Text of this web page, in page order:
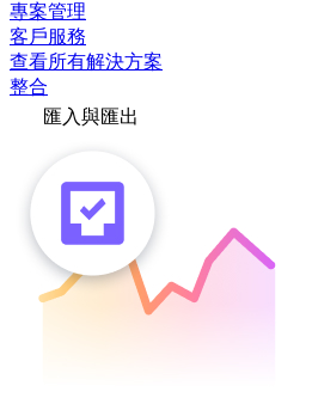
專案管理
客戶服務
查看所有解決方案
整合
匯入與匯出